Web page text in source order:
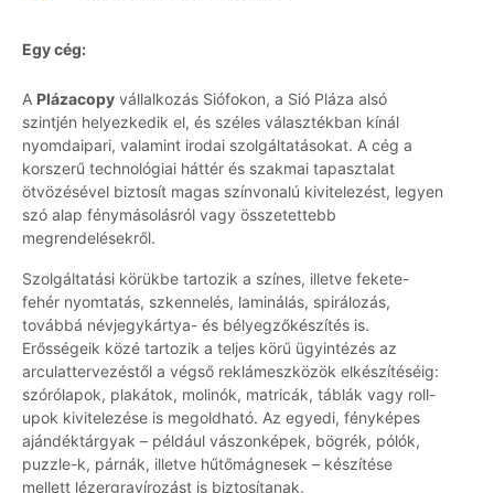
Egy cég:
A Plázacopy vállalkozás Siófokon, a Sió Pláza alsó
szintjén helyezkedik el, és széles választékban kínál
nyomdaipari, valamint irodai szolgáltatásokat. A cég a
korszerű technológiai háttér és szakmai tapasztalat
ötvözésével biztosít magas színvonalú kivitelezést, legyen
szó alap fénymásolásról vagy összetettebb
megrendelésekről.
Szolgáltatási körükbe tartozik a színes, illetve fekete-
fehér nyomtatás, szkennelés, laminálás, spirálozás,
továbbá névjegykártya- és bélyegzőkészítés is.
Erősségeik közé tartozik a teljes körű ügyintézés az
arculattervezéstől a végső reklámeszközök elkészítéséig:
szórólapok, plakátok, molinók, matricák, táblák vagy roll-
upok kivitelezése is megoldható. Az egyedi, fényképes
ajándéktárgyak – például vászonképek, bögrék, pólók,
puzzle-k, párnák, illetve hűtőmágnesek – készítése
mellett lézergravírozást is biztosítanak.